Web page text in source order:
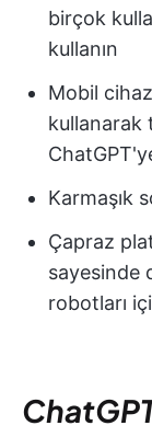
birçok
kullanın
Mobil
kullanarak
Karmaşık
Çapraz
sayesinde
robotları